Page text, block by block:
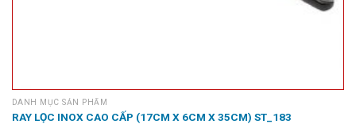
DANH MỤC SẢN PHẨM
RAY LỌC INOX CAO CẤP (17CM X 6CM X 35CM) ST_183